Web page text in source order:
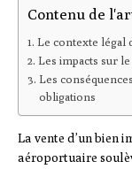
Contenu de
Le contexte légal
Les impacts sur
Les
obligations
La vente d’un bien
aéroportuaire